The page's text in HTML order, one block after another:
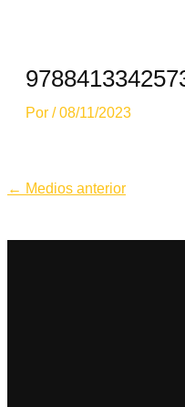
Por /08/11/2023
Navegación
← Medios anterior